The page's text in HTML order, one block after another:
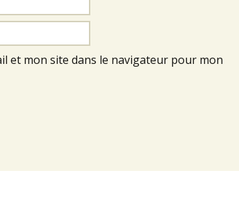
et mon site dans le navigateur pour mon